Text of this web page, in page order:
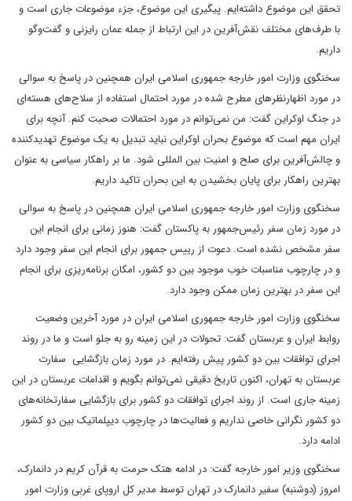
تحقق این موضوع داشته‌ایم. پیگیری این موضوع، جزء موضوعات جاری است و
با طرف‌های مختلف نقش‌آفرین در این ارتباط از جمله عمان رایزنی و گفت‌وگو
داریم.
سخنگوی وزارت امور خارجه جمهوری اسلامی ایران همچنین در پاسخ به سوالی
در مورد اظهارنظرهای مطرح شده در مورد احتمال استفاده از سلاح‌های هسته‌ای
در جنگ اوکراین گفت: من نمی‌توانم در مورد احتمالات صحبت کنم. آنچه برای
ایران مهم است که موضوع بحران اوکراین نباید تبدیل به یک موضوع تهدیدکننده
و چالش‌آفرین برای صلح و امنیت بین المللی شود. ما بر راهکار سیاسی به عنوان
بهترین راهکار برای پایان بخشیدن به این بحران تاکید داریم.
سخنگوی وزارت امور خارجه جمهوری اسلامی ایران همچنین در پاسخ به سوالی
در مورد زمان سفر رئیس‌جمهور به پاکستان گفت: هنوز زمانی برای انجام این
سفر مشخص نشده است. دعوت از رییس جمهور برای انجام این سفر وجود دارد
و در چارچوب مناسبات خوب موجود بین دو کشور، امکان برنامه‌ریزی برای انجام
این سفر در بهترین زمان ممکن وجود دارد.
سخنگوی وزارت امور خارجه جمهوری اسلامی ایران در مورد آخرین وضعیت
روابط ایران و عربستان گفت: تحولات در این زمینه رو به جلو است و ما در روند
اجرای توافقات بین دو کشور پیش رفته‌ایم. در مورد زمان بازگشایی سفارت
عربستان به تهران، اکنون تاریخ دقیقی نمی‌توانم بگویم و اقدامات عربستان در این
زمینه جاری است. از روند اجرای توافقات دو کشور برای بازگشایی سفارتخانه‌های
دو کشور نگرانی خاصی نداریم و فعالیت‌ها در چارچوب دیپلماتیک بین دو کشور
ادامه دارد.
سخنگوی وزیر امور خارجه گفت: در ادامه هتک حرمت به قرآن کریم در دانمارک،
امروز (دوشنبه) سفیر دانمارک در تهران توسط مدیر کل اروپای غربی وزارت امور